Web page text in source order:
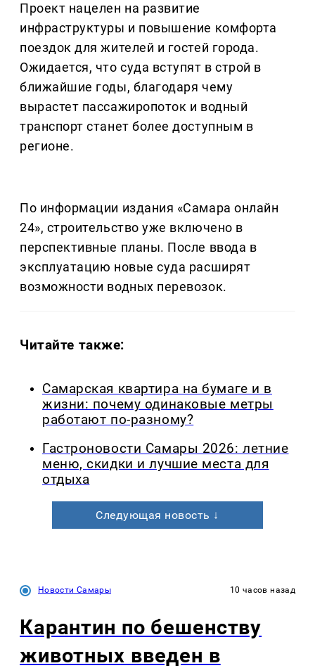
Проект нацелен на развитие
инфраструктуры и повышение комфорта
поездок для жителей и гостей города.
Ожидается, что суда вступят в строй в
ближайшие годы, благодаря чему
вырастет пассажиропоток и водный
транспорт станет более доступным в
регионе.
По информации издания «Самара онлайн
24», строительство уже включено в
перспективные планы. После ввода в
эксплуатацию новые суда расширят
возможности водных перевозок.
Читайте также:
Самарская квартира на бумаге и в
жизни: почему одинаковые метры
работают по-разному?
Гастроновости Самары 2026: летние
меню, скидки и лучшие места для
отдыха
Следующая новость ↓
Новости Самары 10 часов назад
Карантин по бешенству
животных введен в